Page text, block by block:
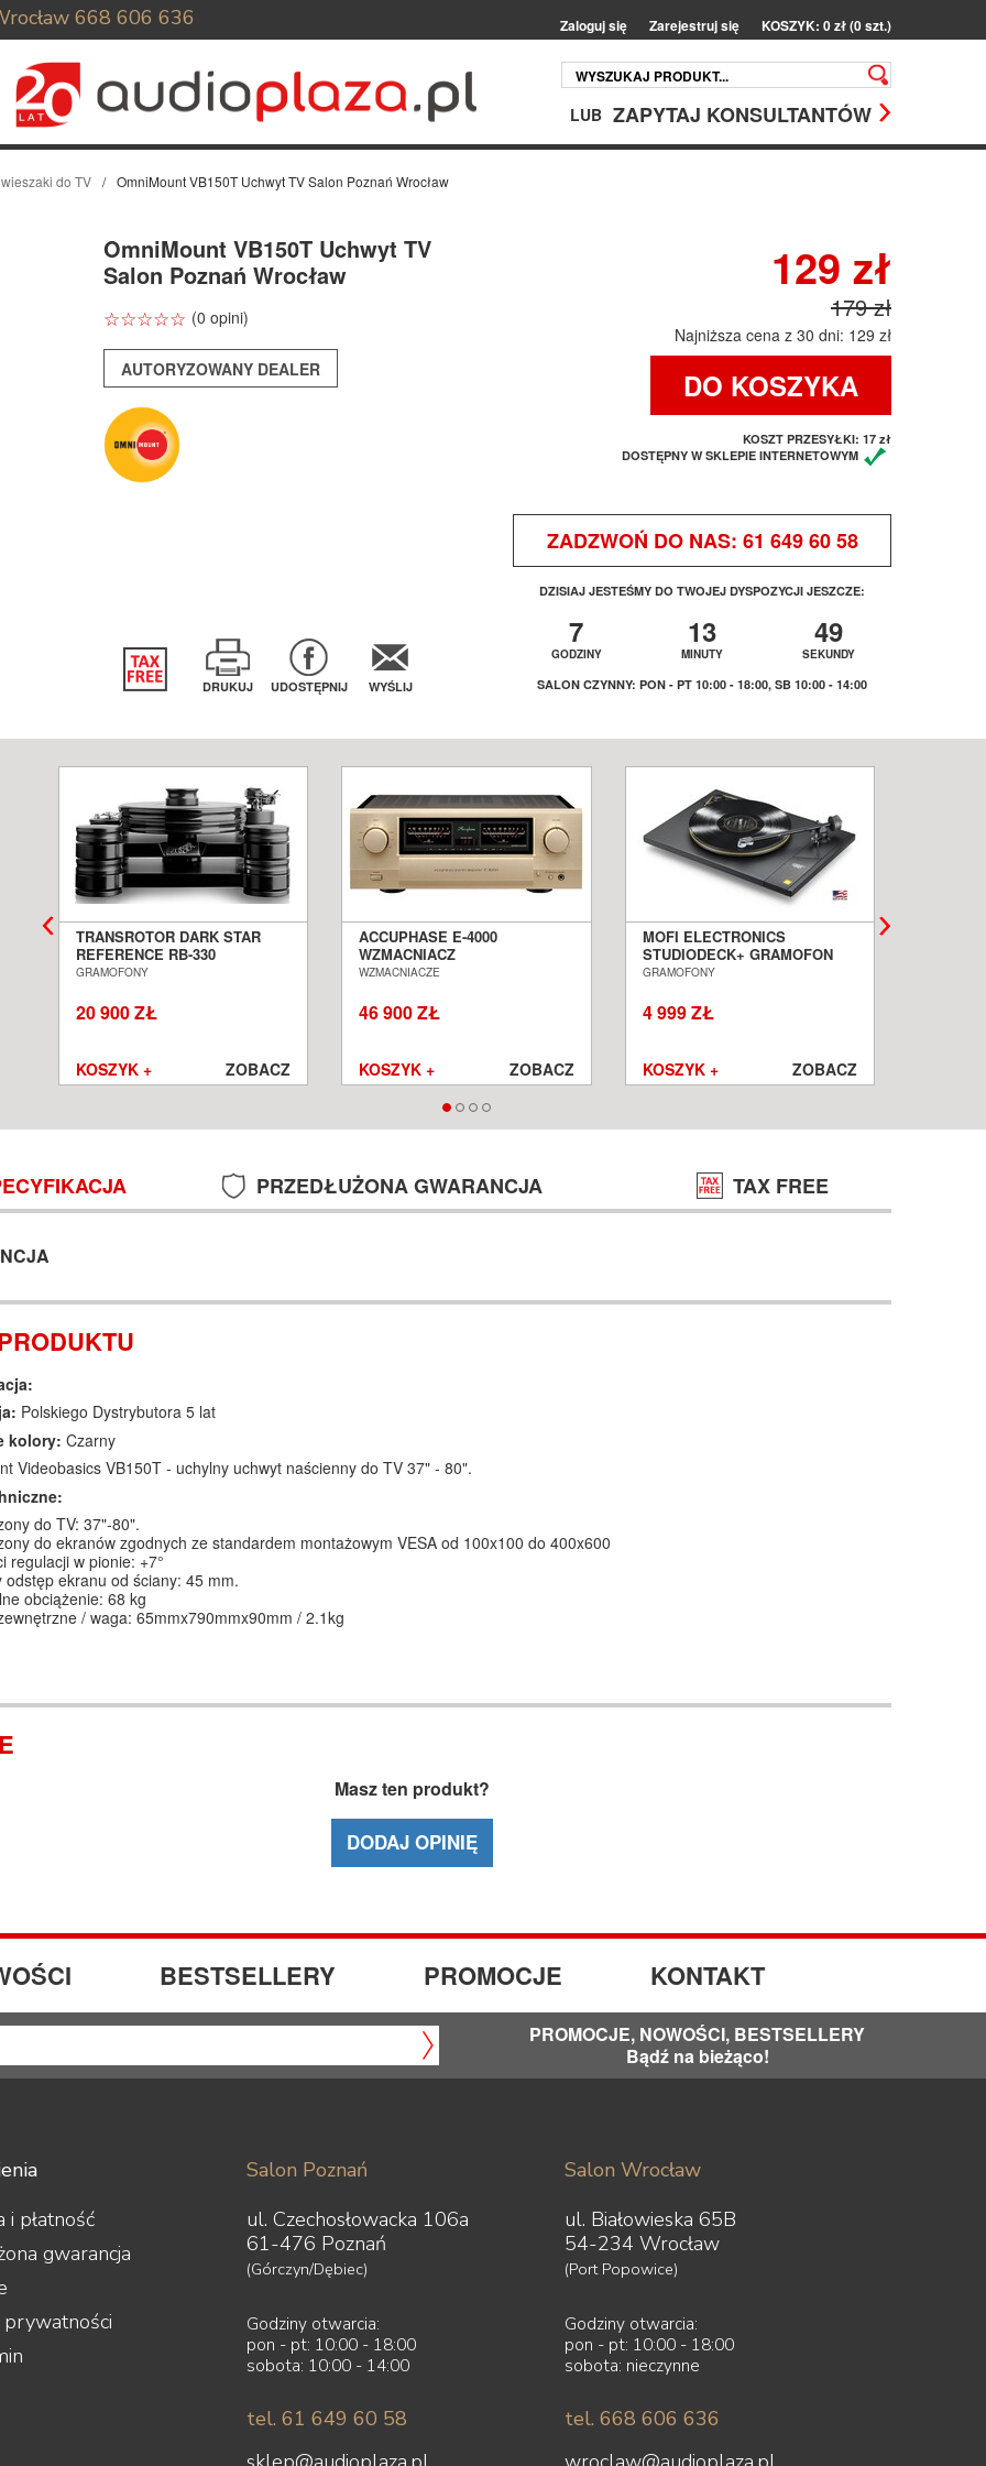
668 606 636 Zaloguj się Zarejestruj się KOSZYK: 0 zł (0 szt.)
LUB ZAPYTAJ KONSULTANTÓW
do TV OmniMount VB150T Uchwyt TV Salon Poznań Wrocław
OmniMount VB150T Uchwyt TV
Salon Poznań Wrocław
☆☆☆☆☆
★★★★★ (0 opini)
AUTORYZOWANY DEALER
129 zł
179 zł
Najniższa cena z 30 dni: 129 zł
DO KOSZYKA
KOSZT PRZESYŁKI: 17 zł
DOSTĘPNY W SKLEPIE INTERNETOWYM
ZADZWOŃ DO NAS: 61 649 60 58
DZISIAJ JESTEŚMY DO TWOJEJ DYSPOZYCJI JESZCZE:
7 13 49
GODZINY MINUTY SEKUNDY
SALON CZYNNY: PON - PT 10:00 - 18:00, SB 10:00 - 14:00
DRUKUJ UDOSTĘPNIJ WYŚLIJ
TRANSROTOR DARK STAR
REFERENCE RB-330
GRAMOFON ANALOGOWY
GRAMOFONY
20 900 ZŁ
KOSZYK + ZOBACZ
ACCUPHASE E-4000
WZMACNIACZ
ZINTEGROWANY SALON
WZMACNIACZE
46 900 ZŁ
KOSZYK + ZOBACZ
MOFI ELECTRONICS
STUDIODECK+ GRAMOFON
SALON POZNAŃ WROCŁAW
GRAMOFONY
4 999 ZŁ
KOSZYK + ZOBACZ
PRZEDŁUŻONA GWARANCJA TAX FREE
Polskiego Dystrybutora 5 lat
kolory: Czarny
Videobasics VB150T - uchylny uchwyt naścienny do TV 37" - 80".
do TV: 37"-80".
do ekranów zgodnych ze standardem montażowym VESA od 100x100 do 400x600
regulacji w pionie: +7°
odstęp ekranu od ściany: 45 mm.
obciążenie: 68 kg
/ waga: 65mmx790mmx90mm / 2.1kg
Masz ten produkt?
DODAJ OPINIĘ
BESTSELLERY PROMOCJE KONTAKT
PROMOCJE, NOWOŚCI, BESTSELLERY
Bądź na bieżąco!
i płatność
gwarancja
Salon Poznań
ul. Czechosłowacka 106a
61-476 Poznań
(Górczyn/Dębiec)
Godziny otwarcia:
pon - pt: 10:00 - 18:00
sobota: 10:00 - 14:00
tel. 61 649 60 58
Salon Wrocław
ul. Białowieska 65B
54-234 Wrocław
(Port Popowice)
Godziny otwarcia:
pon - pt: 10:00 - 18:00
sobota: nieczynne
tel. 668 606 636